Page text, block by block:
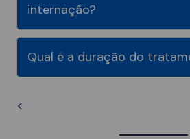
internação?
Qual é a duração do
<